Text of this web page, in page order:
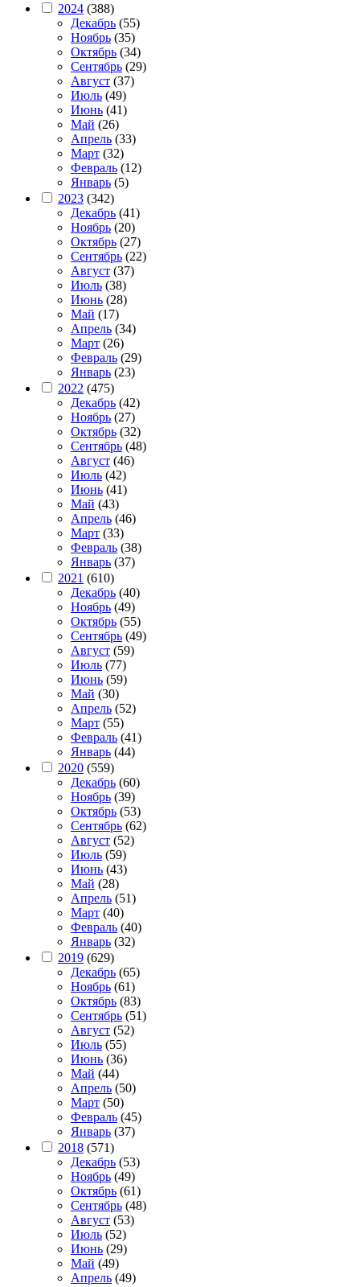
2024 (388)
Декабрь (55)
Ноябрь (35)
Октябрь (34)
Сентябрь (29)
Август (37)
Июль (49)
Июнь (41)
Май (26)
Апрель (33)
Март (32)
Февраль (12)
Январь (5)
2023 (342)
Декабрь (41)
Ноябрь (20)
Октябрь (27)
Сентябрь (22)
Август (37)
Июль (38)
Июнь (28)
Май (17)
Апрель (34)
Март (26)
Февраль (29)
Январь (23)
2022 (475)
Декабрь (42)
Ноябрь (27)
Октябрь (32)
Сентябрь (48)
Август (46)
Июль (42)
Июнь (41)
Май (43)
Апрель (46)
Март (33)
Февраль (38)
Январь (37)
2021 (610)
Декабрь (40)
Ноябрь (49)
Октябрь (55)
Сентябрь (49)
Август (59)
Июль (77)
Июнь (59)
Май (30)
Апрель (52)
Март (55)
Февраль (41)
Январь (44)
2020 (559)
Декабрь (60)
Ноябрь (39)
Октябрь (53)
Сентябрь (62)
Август (52)
Июль (59)
Июнь (43)
Май (28)
Апрель (51)
Март (40)
Февраль (40)
Январь (32)
2019 (629)
Декабрь (65)
Ноябрь (61)
Октябрь (83)
Сентябрь (51)
Август (52)
Июль (55)
Июнь (36)
Май (44)
Апрель (50)
Март (50)
Февраль (45)
Январь (37)
2018 (571)
Декабрь (53)
Ноябрь (49)
Октябрь (61)
Сентябрь (48)
Август (53)
Июль (52)
Июнь (29)
Май (49)
Апрель (49)